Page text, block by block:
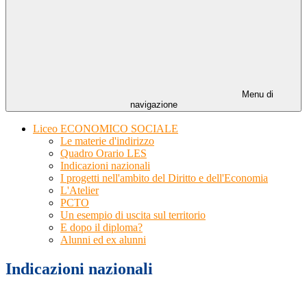
Menu di
navigazione
Liceo ECONOMICO SOCIALE
Le materie d'indirizzo
Quadro Orario LES
Indicazioni nazionali
I progetti nell'ambito del Diritto e dell'Economia
L'Atelier
PCTO
Un esempio di uscita sul territorio
E dopo il diploma?
Alunni ed ex alunni
Indicazioni nazionali